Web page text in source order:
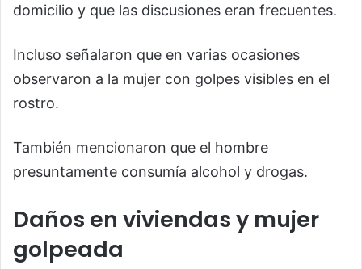
domicilio y que las discusiones eran frecuentes.
Incluso señalaron que en varias ocasiones
observaron a la mujer con golpes visibles en el
rostro.
También mencionaron que el hombre
presuntamente consumía alcohol y drogas.
Daños en viviendas y mujer
golpeada